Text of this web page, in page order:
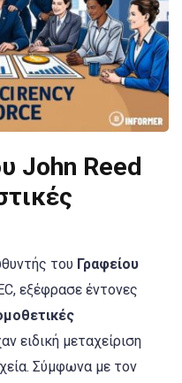
John Reed
του Γραφείου
εξέφρασε έντονες
ειδική μεταχείριση
Σύμφωνα με τον